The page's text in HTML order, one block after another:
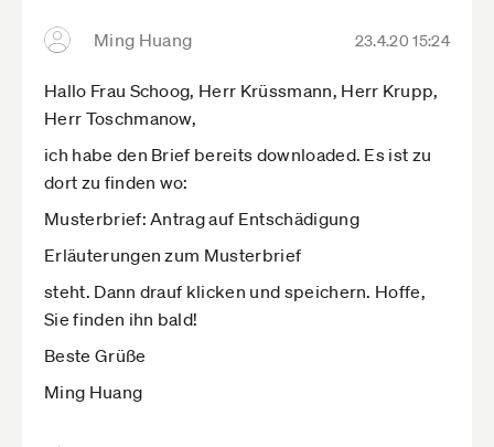
Ming Huang 23.4.20 15:24
Hallo Frau Schoog, Herr Krüssmann, Herr Krupp,
Herr Toschmanow,
ich habe den Brief bereits downloaded. Es ist zu
dort zu finden wo:
Musterbrief: Antrag auf Entschädigung
Erläuterungen zum Musterbrief
steht. Dann drauf klicken und speichern. Hoffe,
Sie finden ihn bald!
Beste Grüße
Ming Huang